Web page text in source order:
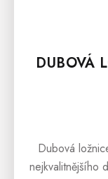
DUBOVÁ
Dubová
nejkvalitnějšího